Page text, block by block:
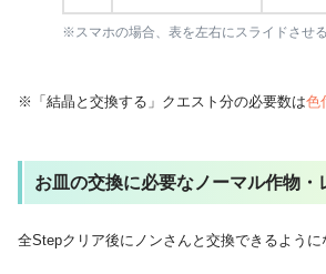
※スマホの場合、表を左右にスライドさせる
※「結晶と交換する」クエスト分の必要数は色
お皿の交換に必要なノーマル作物・
全Stepクリア後にノンさんと交換できるように